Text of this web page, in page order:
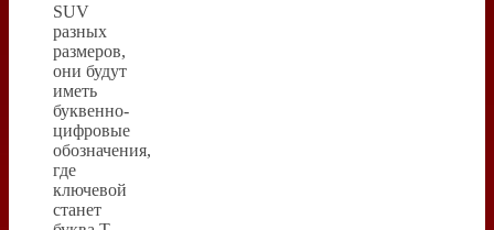
SUV
разных
размеров,
они будут
иметь
буквенно-
цифровые
обозначения,
где
ключевой
станет